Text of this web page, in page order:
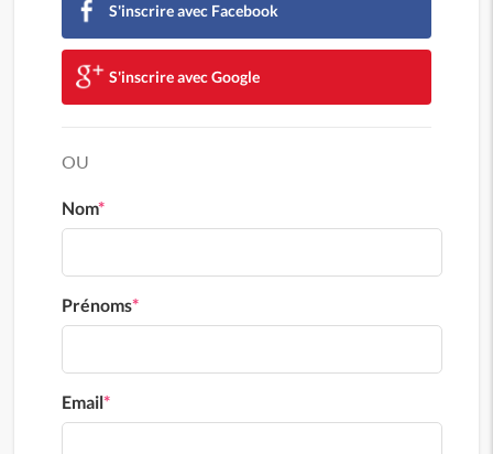
S'inscrire avec Facebook
S'inscrire avec Google
OU
Nom*
Prénoms*
Email*